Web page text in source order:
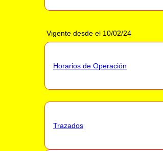
Vigente desde el 10/02/24
Horarios de Operación
Trazados